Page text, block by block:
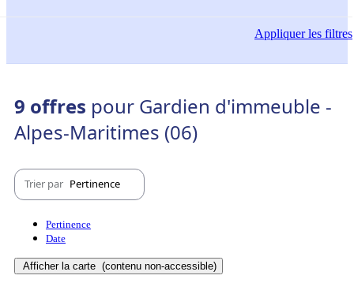
Appliquerles filtres
9 offres pour Gardien d'immeuble -
Alpes-Maritimes (06)
Trier par Pertinence
Pertinence
Date
Afficher la carte (contenu non-accessible)